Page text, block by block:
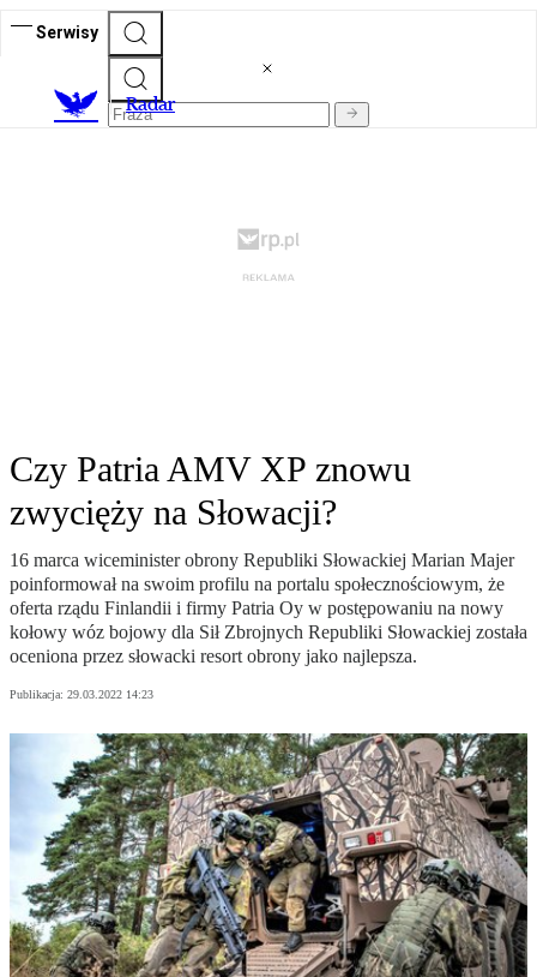
Serwisy
Radar
Czy Patria AMV XP znowu
zwycięży na Słowacji?
16 marca wiceminister obrony Republiki Słowackiej Marian Majer
poinformował na swoim profilu na portalu społecznościowym, że
oferta rządu Finlandii i firmy Patria Oy w postępowaniu na nowy
kołowy wóz bojowy dla Sił Zbrojnych Republiki Słowackiej została
oceniona przez słowacki resort obrony jako najlepsza.
Publikacja: 29.03.2022 14:23